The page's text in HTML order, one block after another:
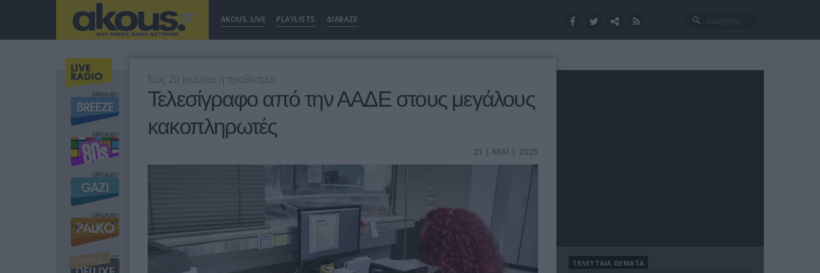
AKOUS. LIVE PLAYLISTS ΔΙΑΒΑΣΕ
Έως 20 Ιουνίου η προθεσμία
Τελεσίγραφο από την ΑΑΔΕ στους μεγάλους
κακοπληρωτές
21 | ΜΑΙ | 2025
ΤΕΛΕΥΤΑΙΑ ΘΕΜΑΤΑ